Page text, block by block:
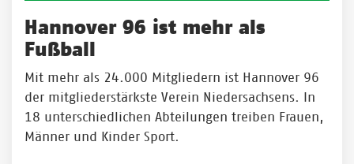
Hannover 96 ist mehr als
Fußball
Mit mehr als 24.000 Mitgliedern ist Hannover 96
der mitgliederstärkste Verein Niedersachsens. In
18 unterschiedlichen Abteilungen treiben Frauen,
Männer und Kinder Sport.